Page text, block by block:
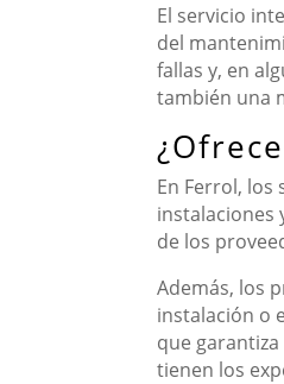
El servicio
del
fallas y, en
también una
En Ferrol,
instalaciones
de los
Además, los
instalación o
que
tienen los